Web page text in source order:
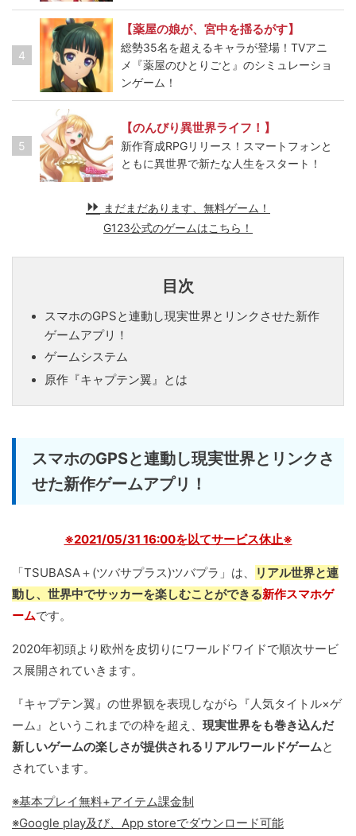
4
【薬屋の娘が、宮中を揺るがす】
総勢35名を超えるキャラが登場！TVアニ
メ『薬屋のひとりごと』のシミュレーショ
ンゲーム！
5
【のんびり異世界ライフ！】
新作育成RPGリリース！スマートフォンと
ともに異世界で新たな人生をスタート！
まだまだあります、無料ゲーム！
G123公式のゲームはこちら！
目次
スマホのGPSと連動し現実世界とリンクさせた新作
ゲームアプリ！
ゲームシステム
原作『キャプテン翼』とは
スマホのGPSと連動し現実世界とリンクさ
せた新作ゲームアプリ！
※2021/05/31 16:00を以てサービス休止※
「TSUBASA＋(ツバサプラス)ツバプラ」は、
リアル世界と連
動し、世界中でサッカーを楽しむことができる新作スマホゲ
ームです。
2020年初頭より欧州を皮切りにワールドワイドで順次サービ
ス展開されていきます。
『キャプテン翼』の世界観を表現しながら『人気タイトル×ゲ
ーム』というこれまでの枠を超え、 現実世界をも巻き込んだ
新しいゲームの楽しさが提供されるリアルワールドゲームと
されています。
※基本プレイ無料+アイテム課金制
※Google play及び、App storeでダウンロード可能